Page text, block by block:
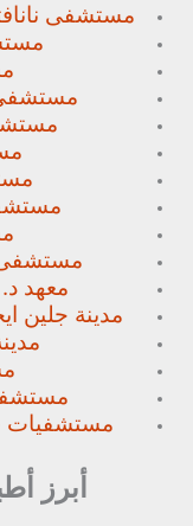
مستشفى
مستشفى
معهد
مدينة جلين
مستشفيات
أبرز